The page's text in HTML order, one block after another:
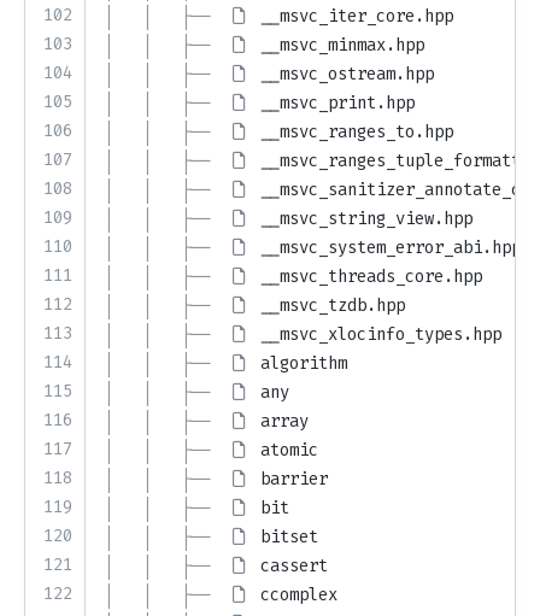
102
103
104
105
106
107
108
109
110
111
112
113
114
115
116
117
118
119
120
121
122
│   │   ├──
__msvc_iter_core.hpp
│   │   ├──
__msvc_minmax.hpp
│   │   ├──
__msvc_ostream.hpp
│   │   ├──
__msvc_print.hpp
│   │   ├──
__msvc_ranges_to.hpp
│   │   ├──
│   │   ├──
│   │   ├──
__msvc_string_view.hpp
│   │   ├──
__msvc_system_error_abi.hpp
│   │   ├──
__msvc_threads_core.hpp
│   │   ├──
__msvc_tzdb.hpp
│   │   ├──
__msvc_xlocinfo_types.hpp
│   │   ├──
algorithm
│   │   ├──
any
│   │   ├──
array
│   │   ├──
atomic
│   │   ├──
barrier
│   │   ├──
bit
│   │   ├──
bitset
│   │   ├──
cassert
│   │   ├──
ccomplex